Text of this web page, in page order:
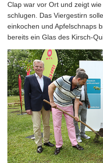
Clap war vor Ort und zeigt
schlugen. Das Viergestirn
einkochen und Apfelschnaps
bereits ein Glas des Kirsch-